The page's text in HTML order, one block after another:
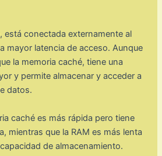
está conectada externamente al
mayor latencia de acceso. Aunque
la memoria caché, tiene una
y permite almacenar y acceder a
datos.
caché es más rápida pero tiene
mientras que la RAM es más lenta
de almacenamiento.